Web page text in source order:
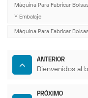
Máquina Para Fabricar
Y Embalaje
Máquina Para Fabricar
ANTERIOR
Bienvenidos al
PRÓXIMO